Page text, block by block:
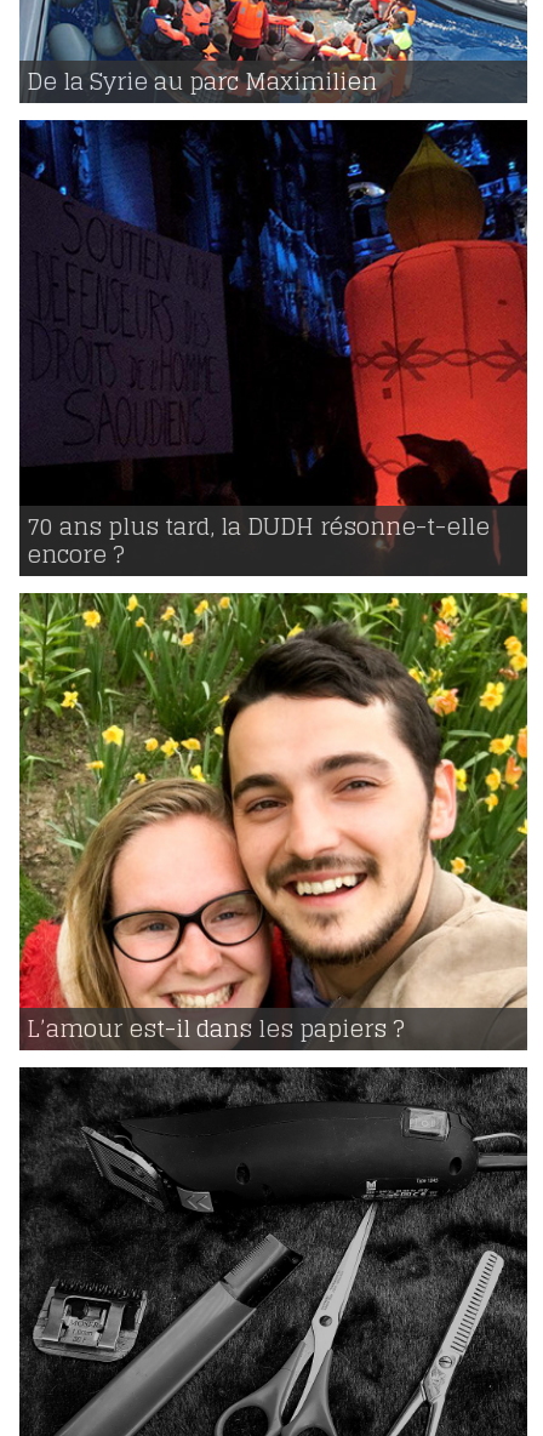
De la Syrie au parc Maximilien
voir
01 | 03 | 2019
1213
70 ans plus tard, la DUDH résonne-t-elle
encore ?
voir
18 | 12 | 2018
981
L’amour est-il dans les papiers ?
voir
30 | 07 | 2018
959